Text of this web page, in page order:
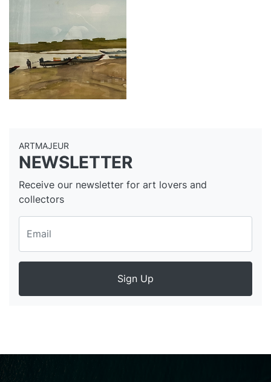
ARTMAJEUR
NEWSLETTER
Receive our newsletter for art lovers and
collectors
Sign Up